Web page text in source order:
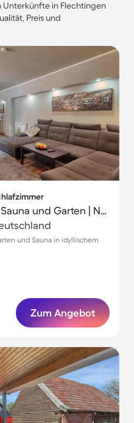
Unterkünfte in Flechtingen
Preis und
Apartment mit Terrasse, Sauna und Garten | Naturblick
und Sauna in idyllischem
Zum Angebot